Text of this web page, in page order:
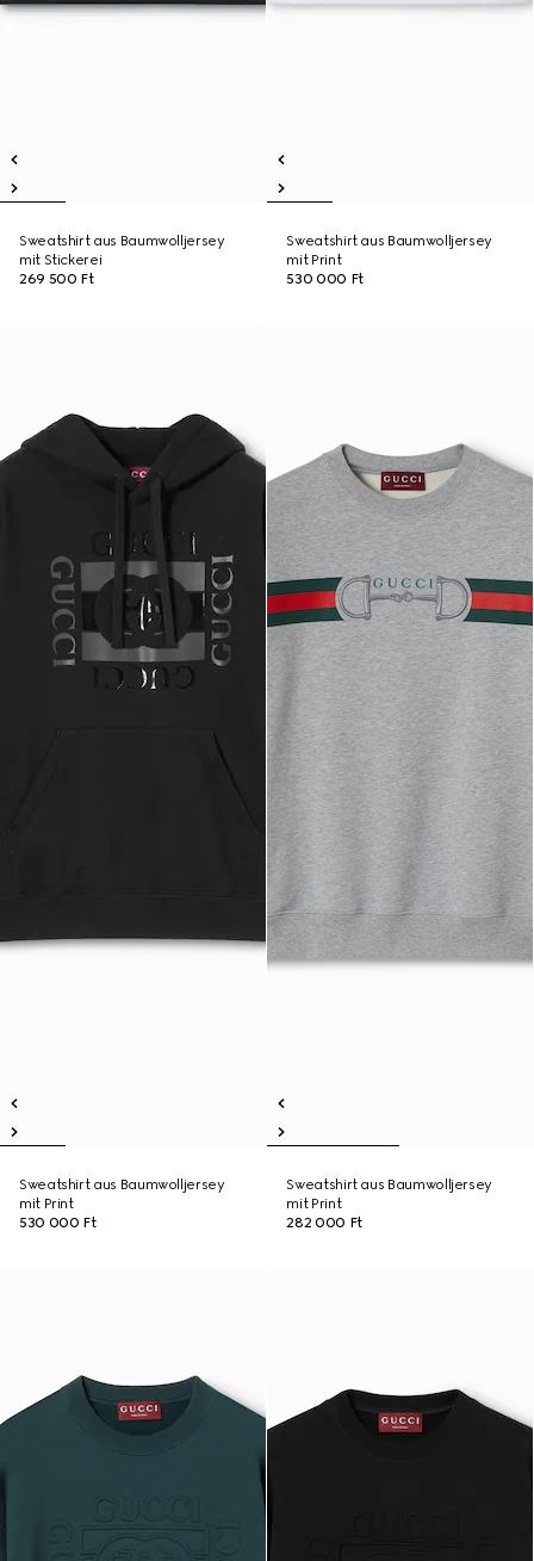
Sweatshirt aus Baumwolljersey
mit Stickerei
269 500 Ft
Sweatshirt aus Baumwolljersey
mit Print
530 000 Ft
Sweatshirt aus Baumwolljersey
mit Print
530 000 Ft
Sweatshirt aus Baumwolljersey
mit Print
282 000 Ft